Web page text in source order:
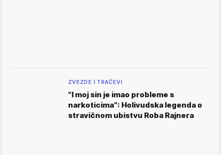
ZVEZDE I TRAČEVI
"I moj sin je imao probleme s
narkoticima": Holivudska legenda o
stravičnom ubistvu Roba Rajnera